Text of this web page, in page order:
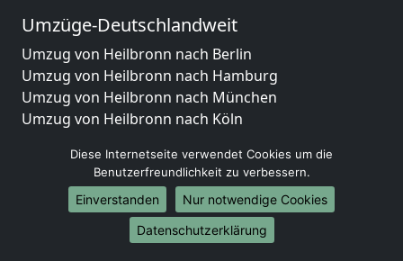
Umzüge-Deutschlandweit
Umzug von Heilbronn nach Berlin
Umzug von Heilbronn nach Hamburg
Umzug von Heilbronn nach München
Umzug von Heilbronn nach Köln
Umzug von Heilbronn nach Stuttgart
Umzug von Heilbronn nach Düsseldorf
Umzug von Heilbronn nach Leipzig
Umzug von Heilbronn nach Dortmund
Umzug von Heilbronn nach Essen
Diese Internetseite verwendet Cookies um die
Benutzerfreundlichkeit zu verbessern.
Einverstanden
Nur notwendige Cookies
Datenschutzerklärung